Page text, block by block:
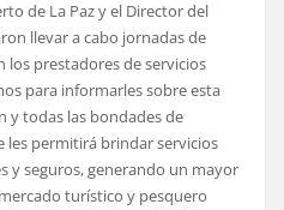
de La Paz y el Director del
llevar a cabo jornadas de
los prestadores de servicios
para informarles sobre esta
y todas las bondades de
les permitirá brindar servicios
y seguros, generando un mayor
turístico y pesquero